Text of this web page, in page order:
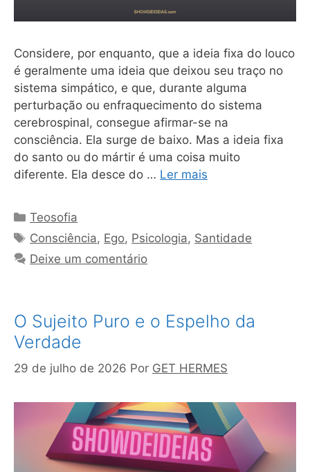
Considere, por enquanto, que a ideia fixa do louco
é geralmente uma ideia que deixou seu traço no
sistema simpático, e que, durante alguma
perturbação ou enfraquecimento do sistema
cerebrospinal, consegue afirmar-se na
consciência. Ela surge de baixo. Mas a ideia fixa
do santo ou do mártir é uma coisa muito
diferente. Ela desce do … Ler mais
Categorias
Teosofia
Tags
Consciência, Ego, Psicologia, Santidade
Deixe um comentário
O Sujeito Puro e o Espelho da
Verdade
29 de julho de 2026 Por GET HERMES